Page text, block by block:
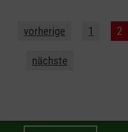
vorherige 1 2
nächste